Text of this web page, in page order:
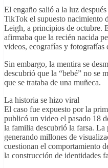
El engaño salió a la luz
TikTok el supuesto nacimiento
Leigh, a principios de octubre.
afirmaba que la recién nacida
videos, ecografías y fotografías
Sin embargo, la mentira se
descubrió que la “bebé” no se
que se trataba de una muñeca.
La historia se hizo viral
El caso fue expuesto por la
publicó un video el pasado 18
la familia descubrió la farsa.
generando millones de
cuestionan el comportamiento
la construcción de identidades